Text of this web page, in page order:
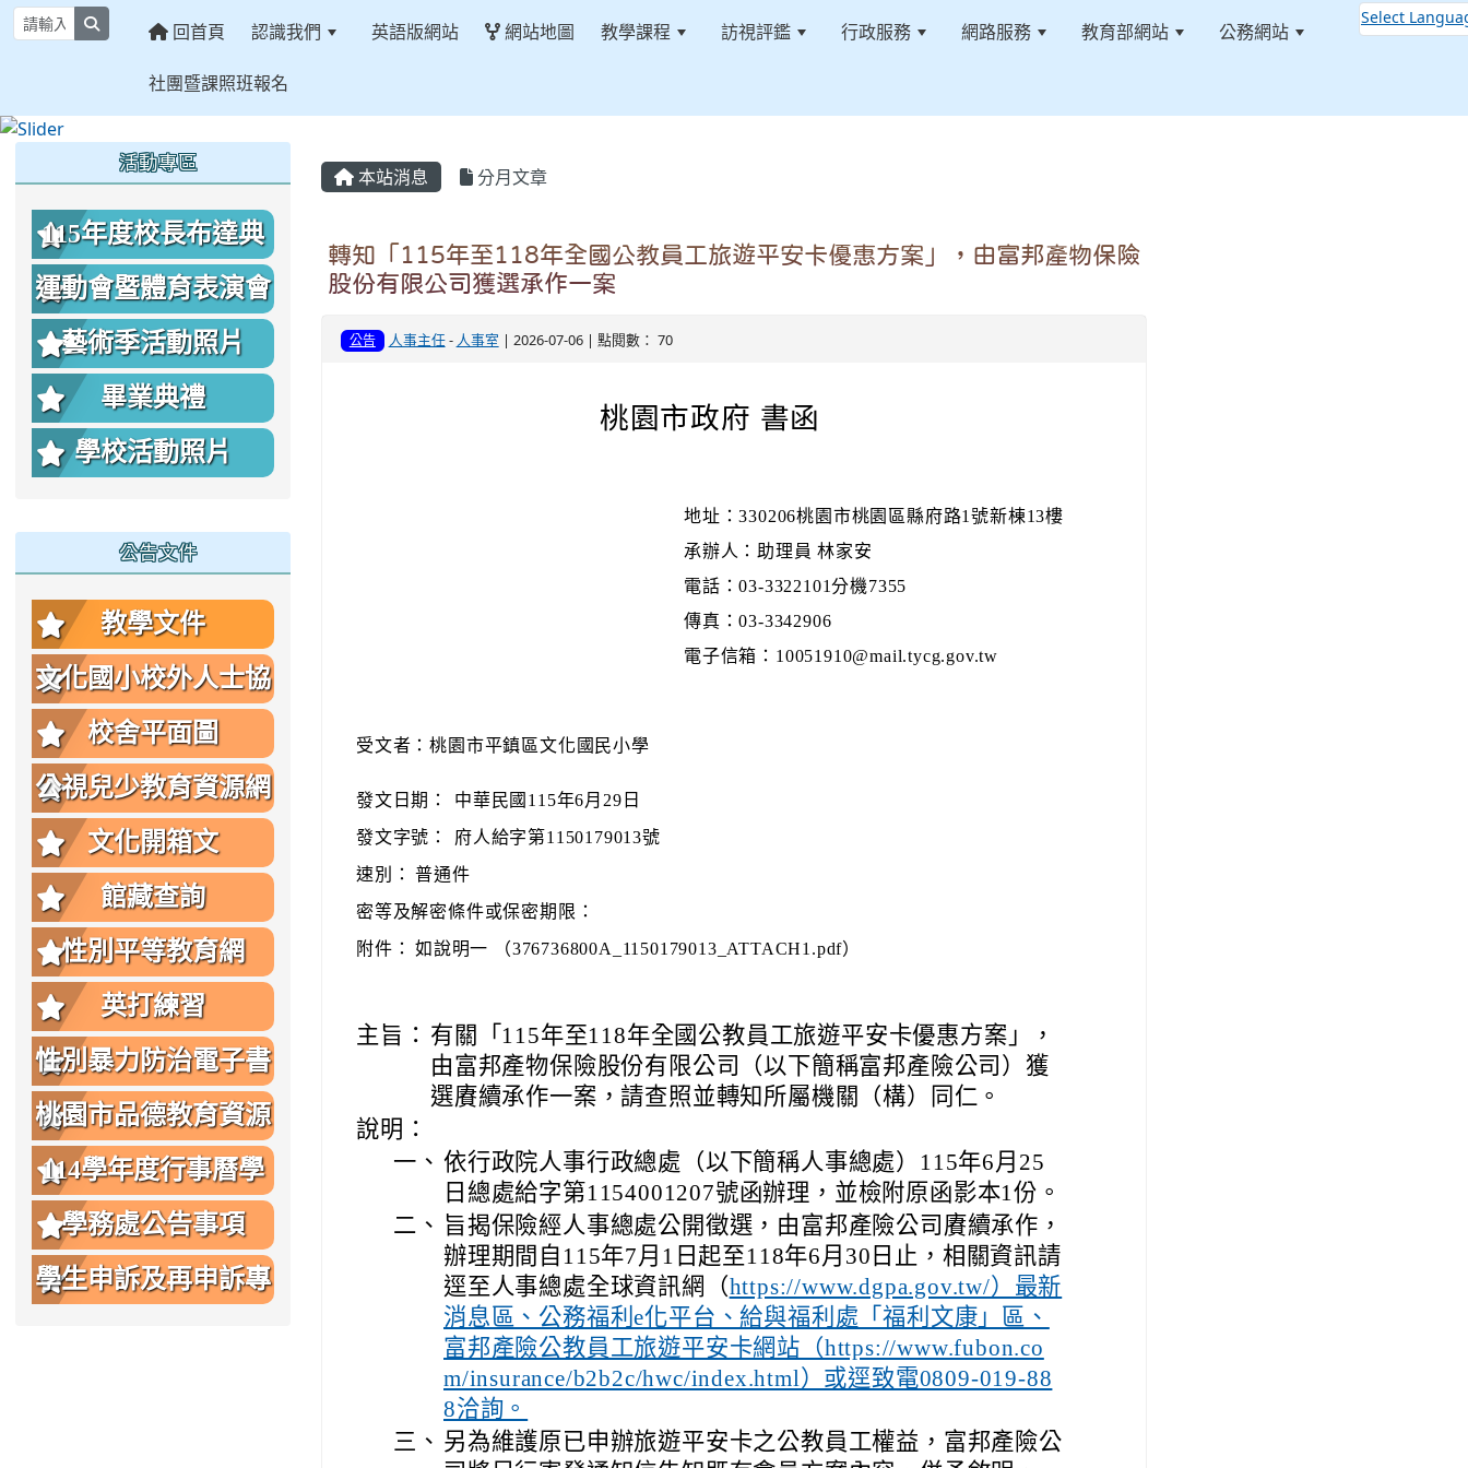
回首頁 認識我們 英語版網站 網站地圖 教學課程 訪視評鑑 行政服務 網路服務 教育部網站 公務網站
社團暨課照班報名
Select
本站消息 分月文章
轉知「115年至118年全國公教員工旅遊平安卡優惠方案」，由富邦產物保險
股份有限公司獲選承作一案
公告 人事主任- 人事室 | 2026-07-06 | 點閱數： 70
桃園市政府 書函
地址：330206桃園市桃園區縣府路1號新棟13樓
承辦人：助理員 林家安
電話：03-3322101分機7355
傳真：03-3342906
電子信箱：10051910@mail.tycg.gov.tw
受文者：桃園市平鎮區文化國民小學
發文日期：
中華民國115年6月29日
發文字號：
府人給字第1150179013號
速別： 普通件
密等及解密條件或保密期限：
附件： 如說明一 （376736800A_1150179013_ATTACH1.pdf）
主旨： 有關「115年至118年全國公教員工旅遊平安卡優惠方案」，
由富邦產物保險股份有限公司（以下簡稱富邦產險公司）獲
選賡續承作一案，請查照並轉知所屬機關（構）同仁。
說明：
一、 依行政院人事行政總處（以下簡稱人事總處）115年6月25
日總處給字第1154001207號函辦理，並檢附原函影本1份。
二、 旨揭保險經人事總處公開徵選，由富邦產險公司賡續承作，
辦理期間自115年7月1日起至118年6月30日止，相關資訊請
逕至人事總處全球資訊網（https://www.dgpa.gov.tw/）最新
消息區、公務福利e化平台、給與福利處「福利文康」區、
富邦產險公教員工旅遊平安卡網站（https://www.fubon.co
m/insurance/b2b2c/hwc/index.html）或逕致電0809-019-88
8洽詢。
三、 另為維護原已申辦旅遊平安卡之公教員工權益，富邦產險公
活動專區
115年度校長布達典
禮照片
運動會暨體育表演會
照片
藝術季活動照片
畢業典禮
學校活動照片
公告文件
教學文件
文化國小校外人士協
助教學或活動要點
校舍平面圖
公視兒少教育資源網
文化開箱文
館藏查詢
性別平等教育網
英打練習
性別暴力防治電子書
桃園市品德教育資源
網
114學年度行事曆學
生版
學務處公告事項
學生申訴及再申訴專